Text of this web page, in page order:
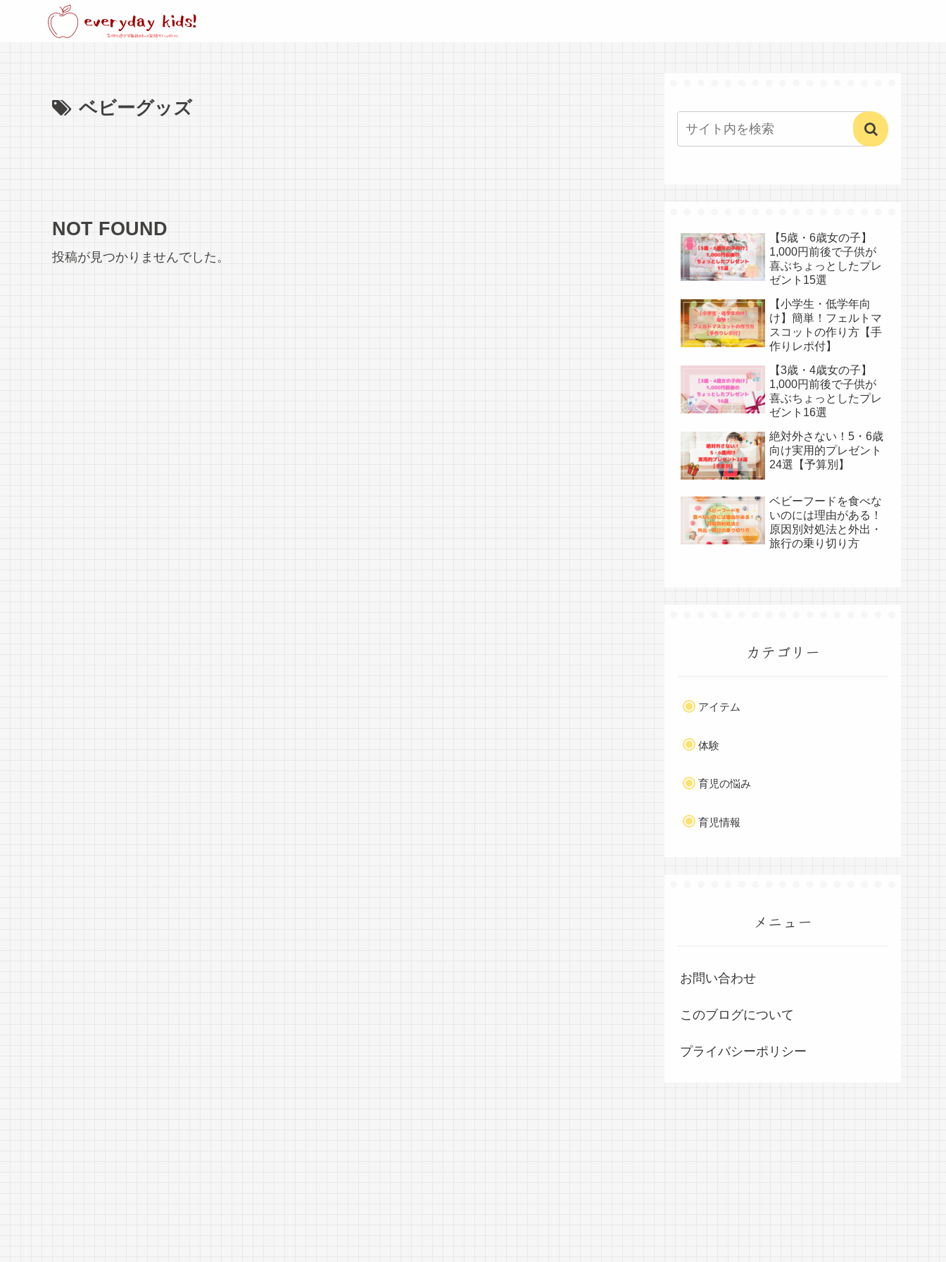
ベビーグッズ
NOT FOUND
投稿が見つかりませんでした。
【5歳・6歳女の子】
1,000円前後で子供が
喜ぶちょっとしたプレ
ゼント15選
【小学生・低学年向
け】簡単！フェルトマ
スコットの作り方【手
作りレポ付】
【3歳・4歳女の子】
1,000円前後で子供が
喜ぶちょっとしたプレ
ゼント16選
絶対外さない！5・6歳
向け実用的プレゼント
24選【予算別】
ベビーフードを食べな
いのには理由がある！
原因別対処法と外出・
旅行の乗り切り方
カテゴリー
アイテム
体験
育児の悩み
育児情報
メニュー
お問い合わせ
このブログについて
プライバシーポリシー